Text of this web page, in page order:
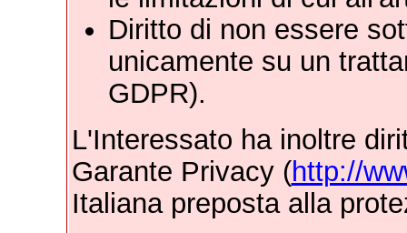
Diritto di non essere
unicamente su un
GDPR).
L'Interessato ha inoltre
Garante Privacy (http://
Italiana preposta alla